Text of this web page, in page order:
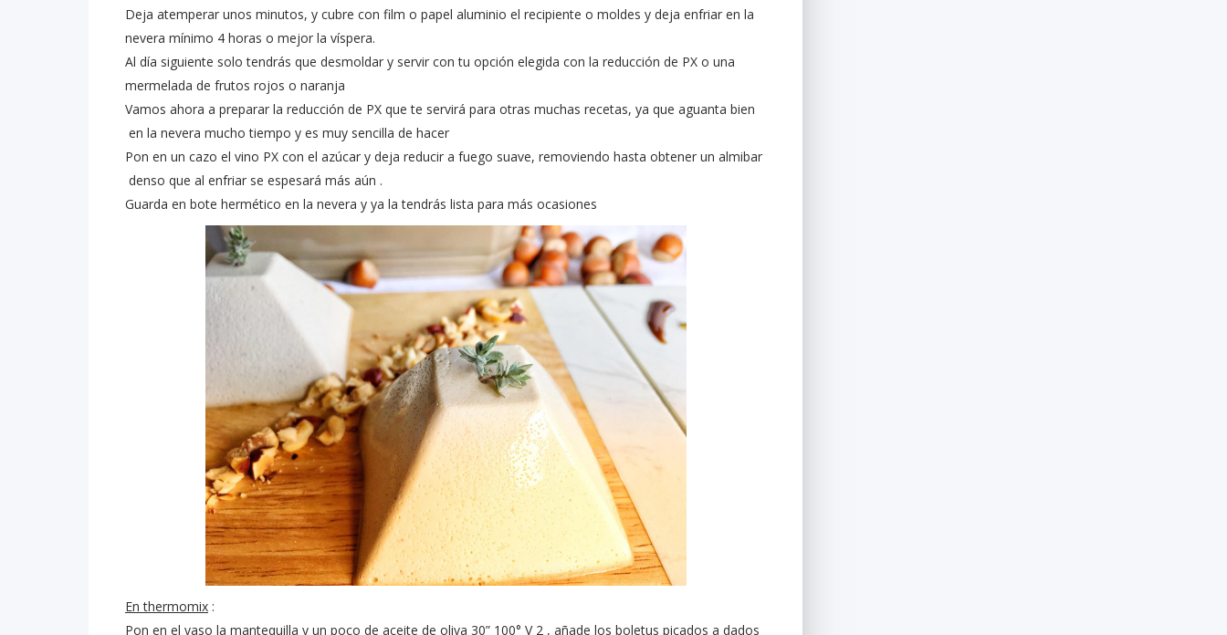
Deja atemperar unos minutos, y cubre con film o papel aluminio el recipiente o moldes y deja enfriar en la
nevera mínimo 4 horas o mejor la víspera.
Al día siguiente solo tendrás que desmoldar y servir con tu opción elegida con la reducción de PX o una
mermelada de frutos rojos o naranja
Vamos ahora a preparar la reducción de PX que te servirá para otras muchas recetas, ya que aguanta bien
en la nevera mucho tiempo y es muy sencilla de hacer
Pon en un cazo el vino PX con el azúcar y deja reducir a fuego suave, removiendo hasta obtener un almibar
denso que al enfriar se espesará más aún .
Guarda en bote hermético en la nevera y ya la tendrás lista para más ocasiones
En thermomix :
Pon en el vaso la mantequilla y un poco de aceite de oliva 30” 100° V 2 , añade los boletus picados a dados